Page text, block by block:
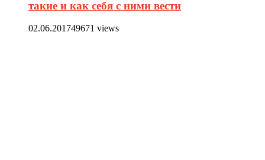
такие и как себя с ними вести
02.06.201749671 views